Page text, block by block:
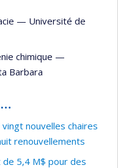
— Université de
chimique —
Barbara
nouvelles chaires
renouvellements
5,4 M$ pour des